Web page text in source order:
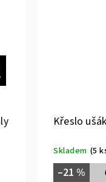
Křeslo
Skladem (5
–21 %